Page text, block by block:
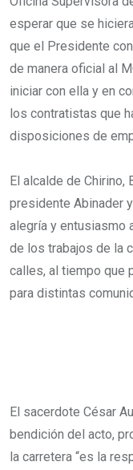
esperar que se
que el Presidente
de manera oficial al
iniciar con ella y en
los contratistas que
disposiciones de
El alcalde de Chirino,
presidente Abinader
alegría y entusiasmo
de los trabajos de la
calles, al tiempo que
para distintas
El sacerdote César
bendición del acto,
la carretera “es la